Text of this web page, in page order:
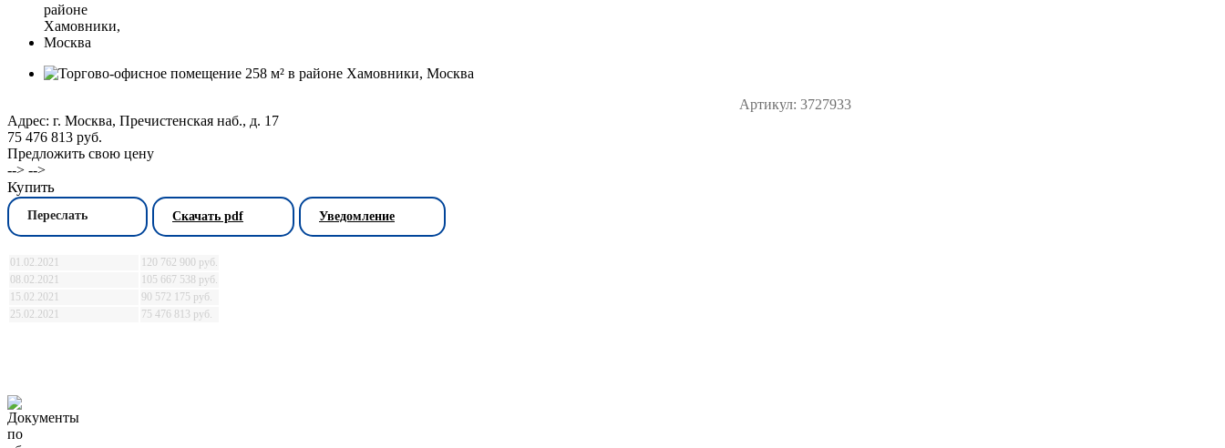
Артикул: 3727933
Адрес: г. Москва, Пречистенская наб., д. 17
75 476 813 руб.
Предложить свою цену
--> -->
Купить
Переслать Скачать pdf Уведомление
01.02.2021
120 762 900 руб.
08.02.2021
105 667 538 руб.
15.02.2021
90 572 175 руб.
25.02.2021
75 476 813 руб.